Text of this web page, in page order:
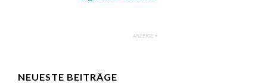
NEUESTE BEITRÄGE